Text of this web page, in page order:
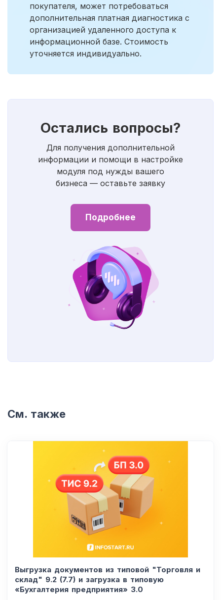
покупателя, может потребоваться
дополнительная платная диагностика с
организацией удаленного доступа к
информационной базе. Стоимость
уточняется индивидуально.
Остались вопросы?
Для получения дополнительной
информации и помощи в настройке
модуля под нужды вашего
бизнеса — оставьте заявку
Подробнее
См. также
Выгрузка документов из типовой "Торговля и
склад" 9.2 (7.7) и загрузка в типовую
«Бухгалтерия предприятия» 3.0